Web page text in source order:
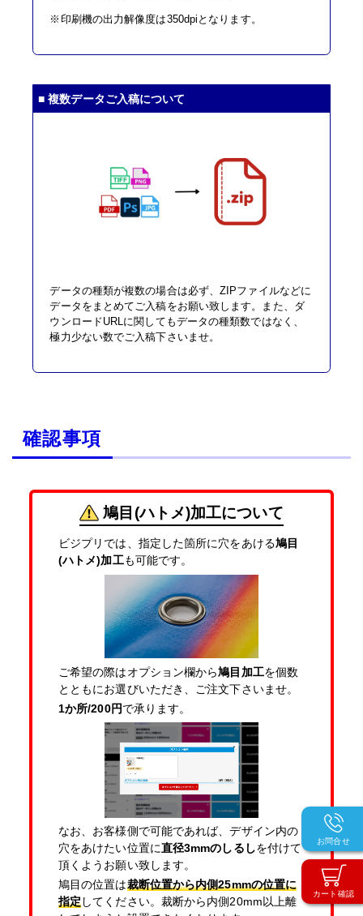
カート確認
お問合せ
※印刷機の出力解像度は350dpiとなります。
■ 複数データご入稿について
データの種類が複数の場合は必ず、ZIPファイルなどに
データをまとめてご入稿をお願い致します。また、ダ
ウンロードURLに関してもデータの種類数ではなく、
極力少ない数でご入稿下さいませ。
確認事項
鳩目(ハトメ)加工について
ビジプリでは、指定した箇所に穴をあける鳩目
(ハトメ)加工も可能です。
ご希望の際はオプション欄から鳩目加工を個数
とともにお選びいただき、ご注文下さいませ。
1か所/200円で承ります。
なお、お客様側で可能であれば、デザイン内の
穴をあけたい位置に直径3mmのしるしを付けて
頂くようお願い致します。
鳩目の位置は裁断位置から内側25mmの位置に
指定してください。裁断から内側20mm以上離